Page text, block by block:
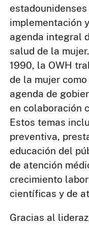
implementación
agenda integral
salud de la
1990, la OWH
de la mujer
agenda de
en colaboración
Estos temas
preventiva,
educación del
de atención
crecimiento
científicas y de
Gracias al